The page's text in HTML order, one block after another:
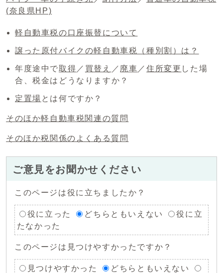
(奈良県HP)
軽自動車税の口座振替について
譲った原付バイクの軽自動車税（種別割）は？
年度途中で取得 ／ 買替え ／ 廃車 ／住所変更 した場
合、税金はどうなりますか？
定置場 とは何ですか？
そのほか軽自動車税関連の質問
そのほか税関係のよくある質問
ご意見をお聞かせください
このページは役に立ちましたか？
役に立った どちらともいえない
役に立
たなかった
このページは見つけやすかったですか？
見つけやすかった
どちらともいえない